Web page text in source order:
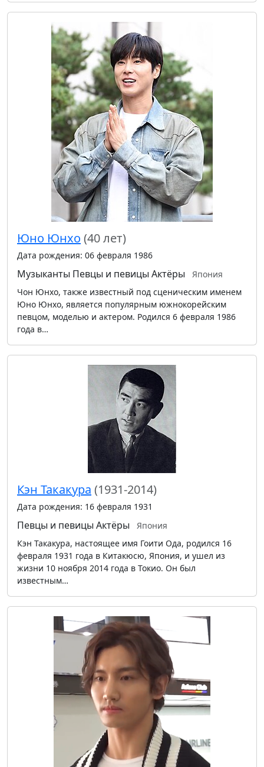
Юно Юнхо (40 лет)
Дата рождения: 06 февраля 1986
Музыканты Певцы и певицы Актёры
Япония
Чон Юнхо, также известный под сценическим именем
Юно Юнхо, является популярным южнокорейским
певцом, моделью и актером. Родился 6 февраля 1986
года в…
Кэн Такакура (1931-2014)
Дата рождения: 16 февраля 1931
Певцы и певицы Актёры
Япония
Кэн Такакура, настоящее имя Гоити Ода, родился 16
февраля 1931 года в Китакюсю, Япония, и ушел из
жизни 10 ноября 2014 года в Токио. Он был
известным…